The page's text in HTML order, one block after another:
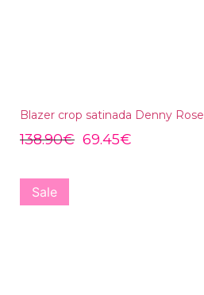
Blazer crop satinada Denny Rose
138.90€ 69.45€
Sale